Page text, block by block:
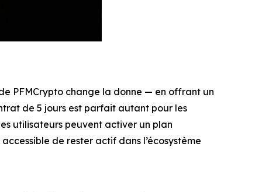
PFMCrypto change la donne — en offrant un
de 5 jours est parfait autant pour les
utilisateurs peuvent activer un plan
de rester actif dans l’écosystème